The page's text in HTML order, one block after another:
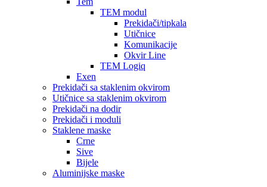
TEM modul
Prekidači/tipkala
Utičnice
Komunikacije
Okvir Line
TEM Logiq
Exen
Prekidači sa staklenim okvirom
Utičnice sa staklenim okvirom
Prekidači na dodir
Prekidači i moduli
Staklene maske
Crne
Sive
Bijele
Aluminijske maske